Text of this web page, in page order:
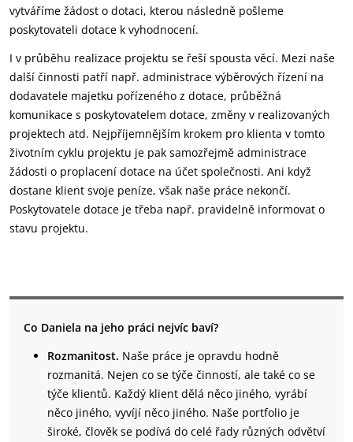
vytváříme žádost o dotaci, kterou následně pošleme
poskytovateli dotace k vyhodnocení.
I v průběhu realizace projektu se řeší spousta věcí. Mezi naše
další činnosti patří např. administrace výběrových řízení na
dodavatele majetku pořízeného z dotace, průběžná
komunikace s poskytovatelem dotace, změny v realizovaných
projektech atd. Nejpříjemnějším krokem pro klienta v tomto
životním cyklu projektu je pak samozřejmě administrace
žádosti o proplacení dotace na účet společnosti. Ani když
dostane klient svoje peníze, však naše práce nekončí.
Poskytovatele dotace je třeba např. pravidelně informovat o
stavu projektu.
Co Daniela na jeho práci nejvíc baví?
Rozmanitost. Naše práce je opravdu hodně
rozmanitá. Nejen co se týče činností, ale také co se
týče klientů. Každý klient dělá něco jiného, vyrábí
něco jiného, vyvíjí něco jiného. Naše portfolio je
široké, člověk se podívá do celé řady různých odvětví